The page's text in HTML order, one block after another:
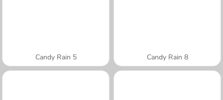
Candy Rain 5 Candy Rain 8